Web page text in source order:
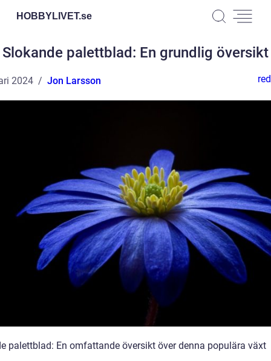
HOBBYLIVET.se
Slokande palettblad: En grundlig översikt
2024 Jon Larsson
palettblad: En omfattande översikt över denna populära växt